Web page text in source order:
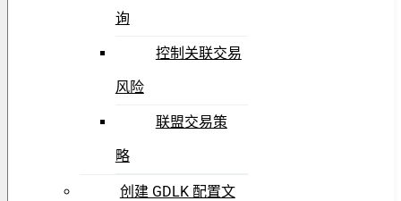
询
控制关联交易
风险
联盟交易策
略
创建 GDLK 配置文